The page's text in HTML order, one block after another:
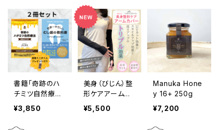
書籍「奇跡のハ
チミツ自然療
法」&「世界一や
さしいむし歯の
教科書」セット
¥3,850
美身（びじん）整
形ケアアームカ
バー（UVカット）
【送料込み】
¥5,500
Manuka Hone
y 16+ 250g
¥7,200